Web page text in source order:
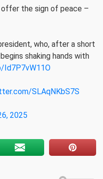
the sign of peace –
who, after a short
shaking hands with
SLAqNKbS7S
2025